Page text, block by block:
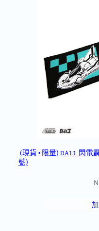
(現貨 • 限量) DA13_閃
號)